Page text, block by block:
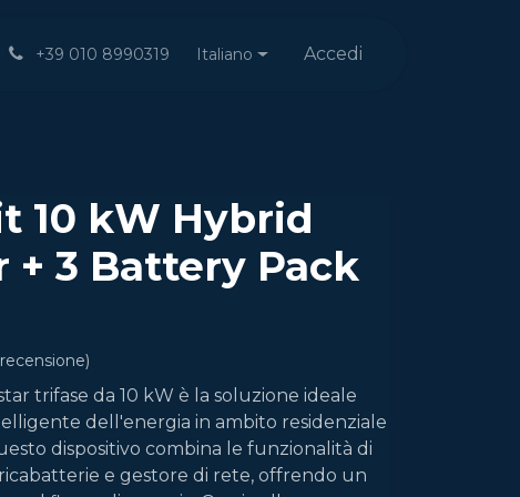
+39 010 8990319 Italiano Accedi
10 kW Hybrid
+ 3 Battery Pack
trifase da 10 kW è la soluzione ideale
dell'energia in ambito residenziale
dispositivo combina le funzionalità di
e gestore di rete, offrendo un